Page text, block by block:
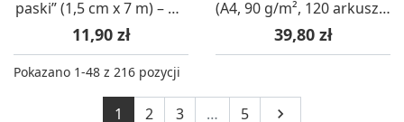
paski” (1,5 cm x 7 m) – mt
masking tape
Cena
11,90 zł
(A4, 90 g/m², 120 arkuszy)
– Fabriano
Cena
39,80 zł
Pokazano 1-48 z 216 pozycji
1 2 3 … 5 Następny
